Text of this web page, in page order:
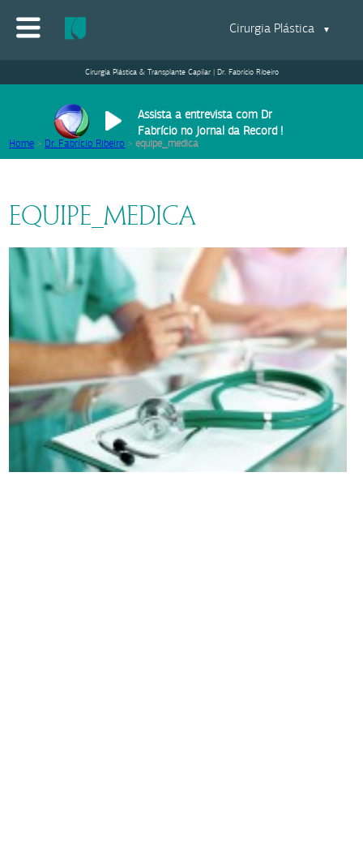
Cirurgia Plástica ▼
Cirurgia Plástica & Transplante Capilar | Dr. Fabrício Ribeiro
Assista a entrevista com Dr
Fabrício no Jornal da Record !
Home > Dr. Fabrício Ribeiro >equipe_medica
EQUIPE_MEDICA